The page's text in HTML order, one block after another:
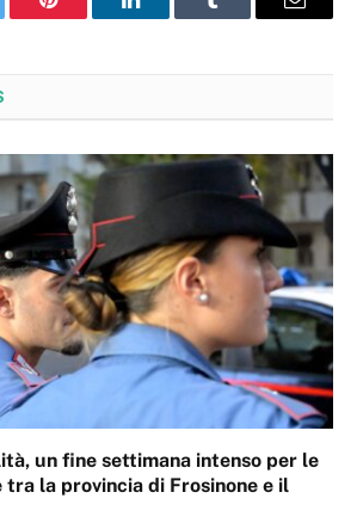
Pinterest LinkedInTumblr Email
un fine settimana intenso per le
tra la provincia di Frosinone e il